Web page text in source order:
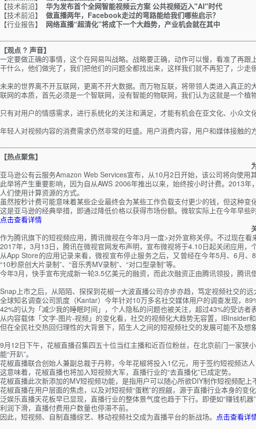
【技术前沿】 华为发布首个全网智能视频云方案 公共视频迈入"AI"时代
【技术前沿】 做直播两年，Facebook走过的弯路能给我们哪些启示？
【行业报告】 网络直播“超清化”将成下一个大趋势，产业机会就在其中
【观点 ? 声音】
一定要做正确的事情，这个在网易叫战略。战略要正确，动作可以慢，看准了再
干什么，他们做完了，我们把他们的问题全都找出来，这样我们就不再犯了，少走
未来的世界离不开互联网，更离不开大数据。而万物互联，将带领人类进入真正
联网的本质，首先必须是一个智联网，没有智能的物联网，我们认为这就是一个植
只有对用户的情感需求，进行系统化的关注和满足，才能有机会在亚文化、小众
年轻人对视频内容的消费需求仍然非常的旺盛。用户消费内容，用户和媒体接触
【热点聚焦】
亚马逊公有云服务Amazon Web Services宣布，从10月2日开始，该公司将向使用
此举将产生重要影响，因为自从AWS 2006年推出以来，始终按小时计费。2013
人们使用计算资源的方式。
虽然按秒计费可能意味着某些企业最终会为某些工作负载支付更少的钱，但这种变
这是亚马逊的经典举措，即通过降低价格以获得市场份额。微软实际上在今年早
点击查看详情
作为腾讯旗下的短视频应用，腾讯微视在今年3月一度>对外宣称关停。不过现在看
2017年，3月13日，腾讯在微视官网发布声明，宣布微视将于4.10日起关闭应用，
从App Store的应用记录来看，微视宣布停止服务之后，又曾经在今年5月、6月
“10秒原创大片录制”、“音乐秀MV录制”、“对口型录制”等。
今年3月，快手宣布完成新一轮3.5亿美元的融资，而此次融资正由腾讯领投，腾讯
Snap上市之后，从陌陌、探探到花椒一大波直播公司亦步亦趋，笃定视频社交的
全球知名调查公司凯度（Kantar）今年针对10万多名社交媒体用户的调查发现，
42%的认为「减少我的睡眠时间」，个人隐私的问题也被关注，超过43%的受访者
从内容载体「文字-图片-视频」的变化看，社交的视频化大趋势无容置，IBInsider
但在全民社交热回归理性的大背景下，陌生人之间的短视频社交的发展可能不及想
9月12日下午，花椒直播召集四五十位当红主播和近百位粉丝，在北京前门一家狭
能“开趴”。
花椒直播联合创始人兼副总裁于丹称，今年花椒将投入1亿元，用于签约短视频达
这意味着，花椒直播也将加入短视频大军，直播行业的“去直播化”已成定势。
花椒直播此次新添加的MV短视频功能，是指用户可以随心所欲DIY制作短视频配
花椒直播在用户层面的焦虑，以及对短视频“蛋糕”的觊觎，源于直播行业本身的变化
泛娱乐直播天花板早已显现，直播行业的整体景气度也趋于下行。即便如“赚钱机
利润下滑，直播付费用户数量也停滞不前。
因此，短视频、自制直播综艺、移动视频社交成为直播平台的新战场。 点击查看详